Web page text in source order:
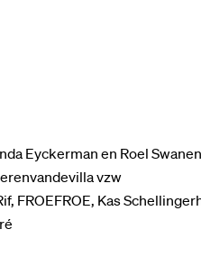
Eyckerman en Roel
vzw
FROEFROE, Kas